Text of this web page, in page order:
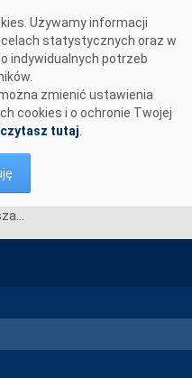
Używamy informacji
statystycznych oraz w
indywidualnych potrzeb
zmienić ustawienia
cookies i o ochronie Twojej
tutaj
Ogłaszamy termin aukcji uzupełniającej na rok dostaw 2027